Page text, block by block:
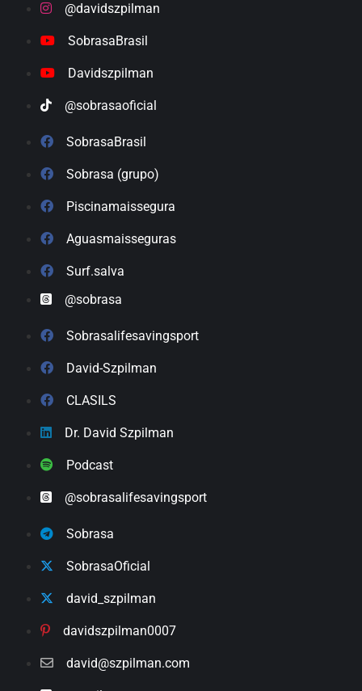
@davidszpilman
SobrasaBrasil
Davidszpilman
@sobrasaoficial
SobrasaBrasil
Sobrasa (grupo)
Piscinamaissegura
Aguasmaisseguras
Surf.salva
@sobrasa
Sobrasalifesavingsport
David-Szpilman
CLASILS
Dr. David Szpilman
Podcast
@sobrasalifesavingsport
Sobrasa
SobrasaOficial
david_szpilman
davidszpilman0007
david@szpilman.com